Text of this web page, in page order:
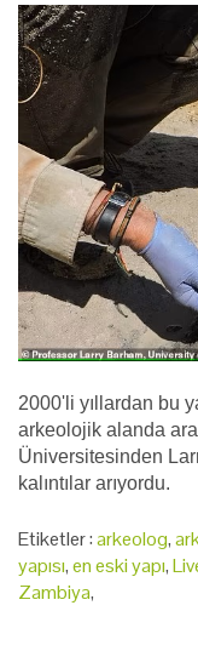
2000'li yıllardan bu
arkeolojik alanda
Üniversitesinden
kalıntılar arıyordu.
Etiketler :arkeolog,
yapısı,en eski yapı,
Zambiya,